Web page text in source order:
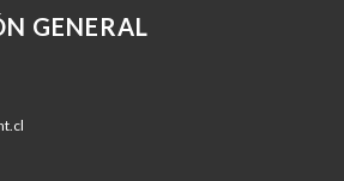
GENERAL